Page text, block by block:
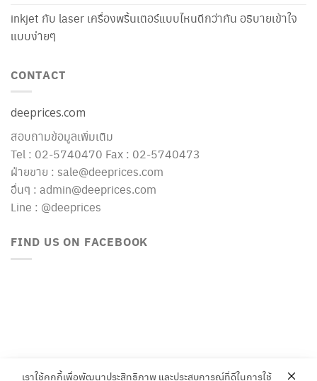
inkjet กับ laser เครื่องพริ้นเตอร์แบบไหนดีกว่ากัน อธิบายเข้าใจ
แบบง่ายๆ
CONTACT
deeprices.com
สอบถามข้อมูลเพิ่มเติม
Tel : 02-5740470 Fax : 02-5740473
ฝ่ายขาย : sale@deeprices.com
อื่นๆ : admin@deeprices.com
Line : @deeprices
FIND US ON FACEBOOK
เราใช้คุกกี้เพื่อพัฒนาประสิทธิภาพ และประสบการณ์ที่ดีในการใช้